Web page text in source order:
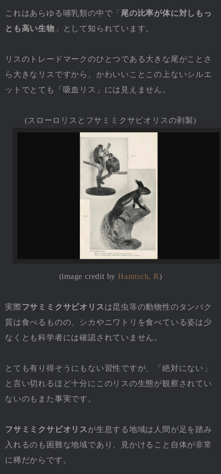
これはあらゆる哺乳類の中で「 尾の比率が体に対しもっ
とも高い生物 」として知られています。
リスのトレードマークのひとつである大きな尾がことさ
ら大きなリスですから、かわいいことこの上ないシルエ
ットでとても「吸血リス」には見えません。
(スローロリスとフサミミクサビオリスの剥製)
(image credit by Hanitsch, R)
実際フサミミクサビオリス は昆虫等の動物性のタンパク
質は食べるものの、シカやニワトリを食べている姿は少
なくとも科学者には確認されていません。
とても有り得そうにもない習性ですが、「絶対にない」
と言い切れるほど十分にこのリスの生態が観察されてい
ないのもまた事実です。
フサミミクサビオリス が生息する地域は人間が足を踏み
入れるのも困難な地域であり、見かけること自体が非常
に稀だからです。